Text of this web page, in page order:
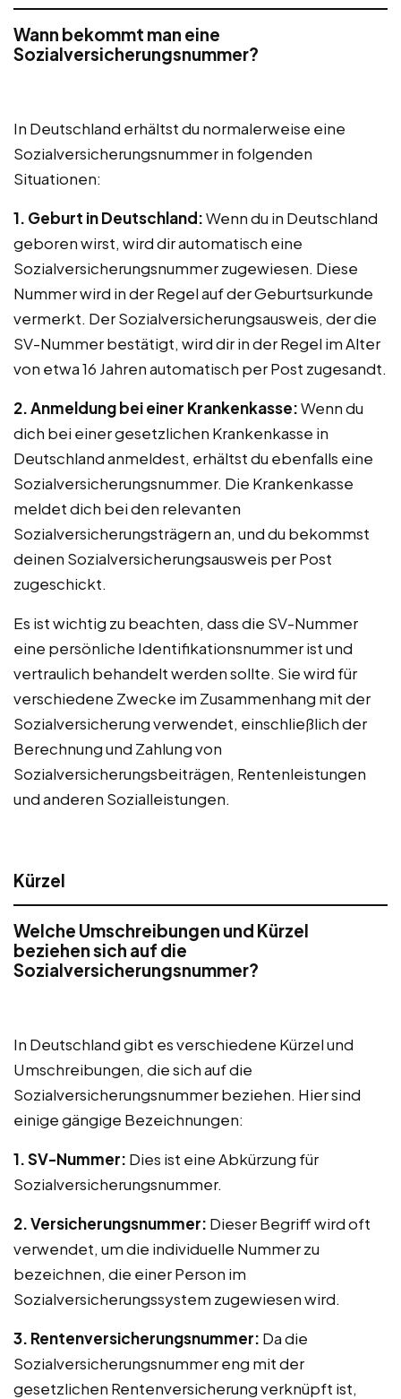
Wann bekommt man eine
Sozialversicherungsnummer?
In Deutschland erhältst du normalerweise eine
Sozialversicherungsnummer in folgenden
Situationen:
1. Geburt in Deutschland:Wenn du in Deutschland
geboren wirst, wird dir automatisch eine
Sozialversicherungsnummer zugewiesen. Diese
Nummer wird in der Regel auf der Geburtsurkunde
vermerkt. Der Sozialversicherungsausweis, der die
SV-Nummer bestätigt, wird dir in der Regel im Alter
von etwa 16 Jahren automatisch per Post zugesandt.
2. Anmeldung bei einer Krankenkasse:Wenn du
dich bei einer gesetzlichen Krankenkasse in
Deutschland anmeldest, erhältst du ebenfalls eine
Sozialversicherungsnummer. Die Krankenkasse
meldet dich bei den relevanten
Sozialversicherungsträgern an, und du bekommst
deinen Sozialversicherungsausweis per Post
zugeschickt.
Es ist wichtig zu beachten, dass die SV-Nummer
eine persönliche Identifikationsnummer ist und
vertraulich behandelt werden sollte. Sie wird für
verschiedene Zwecke im Zusammenhang mit der
Sozialversicherung verwendet, einschließlich der
Berechnung und Zahlung von
Sozialversicherungsbeiträgen, Rentenleistungen
und anderen Sozialleistungen.
Kürzel
Welche Umschreibungen und Kürzel
beziehen sich auf die
Sozialversicherungsnummer?
In Deutschland gibt es verschiedene Kürzel und
Umschreibungen, die sich auf die
Sozialversicherungsnummer beziehen. Hier sind
einige gängige Bezeichnungen:
1. SV-Nummer: Dies ist eine Abkürzung für
Sozialversicherungsnummer.
2. Versicherungsnummer: Dieser Begriff wird oft
verwendet, um die individuelle Nummer zu
bezeichnen, die einer Person im
Sozialversicherungssystem zugewiesen wird.
3. Rentenversicherungsnummer: Da die
Sozialversicherungsnummer eng mit der
gesetzlichen Rentenversicherung verknüpft ist,